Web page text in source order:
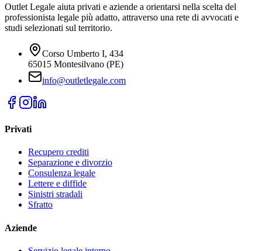
Outlet Legale aiuta privati e aziende a orientarsi nella scelta del
professionista legale più adatto, attraverso una rete di avvocati e
studi selezionati sul territorio.
Corso Umberto I, 434
65015 Montesilvano (PE)
info@outletlegale.com
Privati
Recupero crediti
Separazione e divorzio
Consulenza legale
Lettere e diffide
Sinistri stradali
Sfratto
Aziende